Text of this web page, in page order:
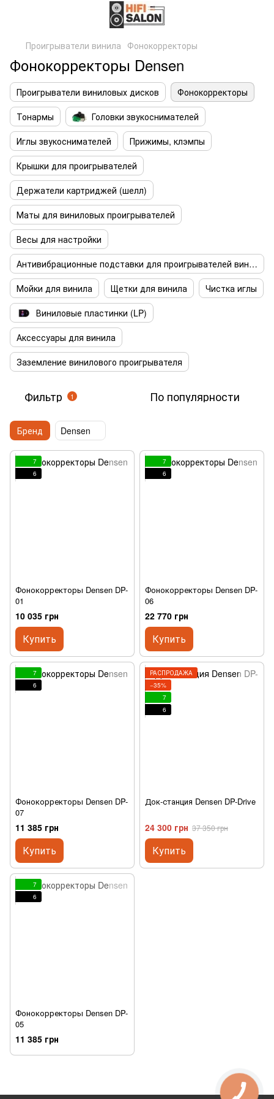
Проигрыватели винила Фонокорректоры
Фонокорректоры Densen
Проигрыватели виниловых дисков
Фонокорректоры
Тонармы
Головки звукоснимателей
Иглы звукоснимателей
Прижимы, клэмпы
Крышки для проигрывателей
Держатели картриджей (шелл)
Маты для виниловых проигрывателей
Весы для настройки
Антивибрационные подставки для проигрывателей винила
Мойки для винила
Щетки для винила
Чистка иглы
Виниловые пластинки (LP)
Аксессуары для винила
Заземление винилового проигрывателя
Фильтр 1 По популярности
Бренд Densen
7
6
Фонокорректоры Densen DP-
01
10 035 грн
Купить
7
6
Фонокорректоры Densen DP-
06
22 770 грн
Купить
7
6
Фонокорректоры Densen DP-
07
11 385 грн
Купить
РАСПРОДАЖА
−35%
7
6
Док-станция Densen DP-Drive
24 300 грн 37 350 грн
Купить
7
6
Фонокорректоры Densen DP-
05
11 385 грн